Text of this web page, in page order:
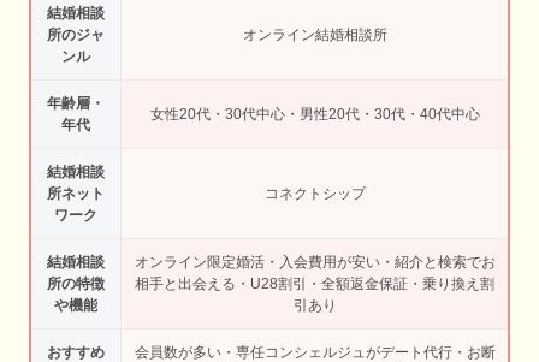
結婚相談
所のジャ
ンル
オンライン結婚相談所
年齢層・
年代
女性20代・30代中心・男性20代・30代・40代中心
結婚相談
所ネット
ワーク
コネクトシップ
結婚相談
所の特徴
や機能
オンライン限定婚活・入会費用が安い・紹介と検索でお
相手と出会える・U28割引・全額返金保証・乗り換え割
引あり
おすすめ
会員数が多い・専任コンシェルジュがデート代行・お断